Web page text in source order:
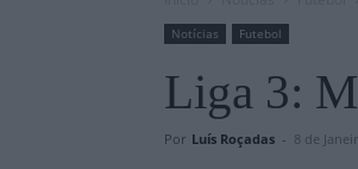
Notícias Futebol
Liga 3:
Por Luís Roçadas - 8 de